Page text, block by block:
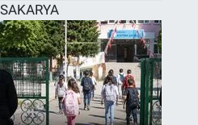
SAKARYA